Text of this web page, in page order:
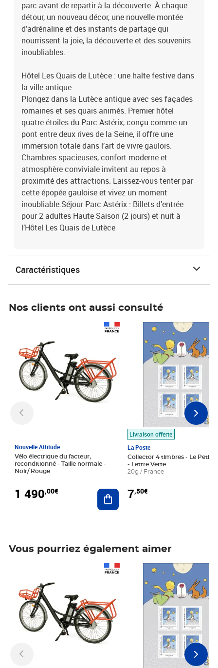
parc avant de repartir à la découverte. À chaque
détour, un nouveau décor, une nouvelle montée
d’adrénaline et des instants de partage qui
nourrissent la joie, la découverte et des souvenirs
inoubliables.
Hôtel Les Quais de Lutèce : une halte festive dans
la ville antique
Plongez dans la Lutèce antique avec ses façades
romaines et ses quais animés. Premier hôtel
quatre étoiles du Parc Astérix, conçu comme un
pont entre deux rives de la Seine, il offre une
immersion totale dans l’art de vivre gaulois.
Chambres spacieuses, confort moderne et
atmosphère conviviale invitent au repos à
proximité des attractions. Laissez-vous tenter par
cette épopée gauloise et vivez un moment
inoubliable.Séjour Parc Astérix : Billets d’entrée
pour 2 adultes Haute Saison (2 jours) et nuit à
l’Hôtel Les Quais de Lutèce
Caractéristiques
Nos clients ont aussi consulté
Nouvelle Attitude
Vélo électrique du facteur,
reconditionné - Taille normale -
Noir/ Rouge
1 490,00€ Ajouter au panier
Livraison offerte
La Poste
Collector 4 timbres - Le Petit
- Lettre Verte
20g / France
7,50€
Prix 7,50€
Vous pourriez également aimer
Prix 7,50€